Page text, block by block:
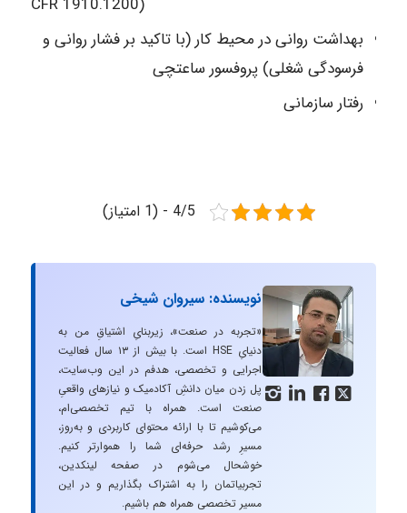
بهداشت روانی در محیط کار (با تاکید بر فشار روانی و
فرسودگی شغلی) پروفسور ساعتچی
رفتار سازمانی
4/5 - (1 امتیاز)
   
نویسنده: سیروان شیخی
«تجربه در صنعت»، زیربنایِ اشتیاقِ من به
دنیایِ HSE است. با بیش از ۱۳ سال فعالیت
اجرایی و تخصصی، هدفم در این وب‌سایت،
پل زدن میان دانشِ آکادمیک و نیازهای واقعیِ
صنعت است. همراه با تیم تخصصی‌ام،
می‌کوشیم تا با ارائه محتوای کاربردی و به‌روز،
مسیرِ رشد حرفه‌ای شما را هموارتر کنیم.
خوشحال می‌شوم در صفحه لینکدین،
تجربیاتمان را به اشتراک بگذاریم و در این
مسیر تخصصی همراه هم باشیم.